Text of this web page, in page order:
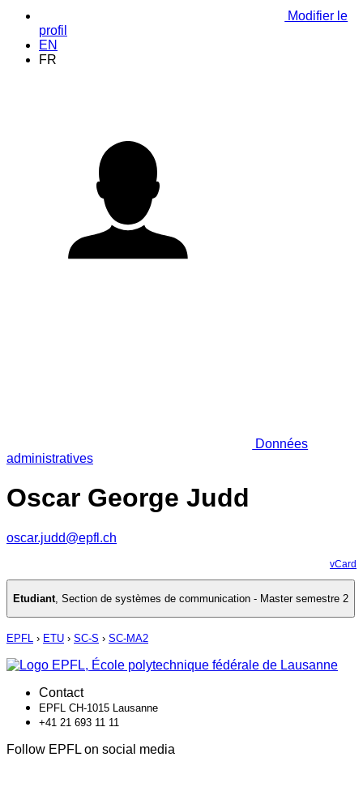
Modifier le
profil
EN
FR
Données
administratives
Oscar George Judd
oscar.judd@epfl.ch
vCard
Etudiant, Section de systèmes de communication - Master semestre 2
EPFL › ETU › SC-S › SC-MA2
Contact
EPFL CH-1015 Lausanne
+41 21 693 11 11
Follow EPFL on social media